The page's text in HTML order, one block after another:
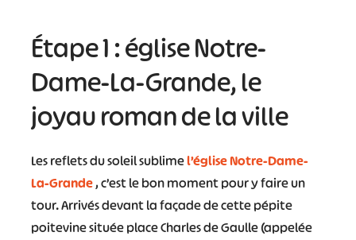
Étape 1 : église Notre-
Dame-La-Grande, le
joyau roman de la ville
Les reflets du soleil sublimel’église Notre-Dame-
La-Grande, c’est le bon moment pour y faire un
tour. Arrivés devant la façade de cette pépite
poitevine située place Charles de Gaulle (appelée